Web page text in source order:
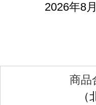
2026年8
商品